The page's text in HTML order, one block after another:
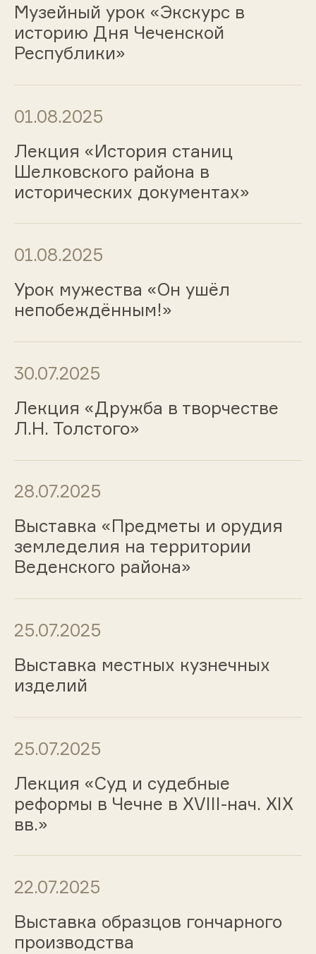
Музейный урок «Экскурс в
историю Дня Чеченской
Республики»
01.08.2025
Лекция «История станиц
Шелковского района в
исторических документах»
01.08.2025
Урок мужества «Он ушёл
непобеждённым!»
30.07.2025
Лекция «Дружба в творчестве
Л.Н. Толстого»
28.07.2025
Выставка «Предметы и орудия
земледелия на территории
Веденского района»
25.07.2025
Выставка местных кузнечных
изделий
25.07.2025
Лекция «Суд и судебные
реформы в Чечне в XVIII-нач. XIX
вв.»
22.07.2025
Выставка образцов гончарного
производства